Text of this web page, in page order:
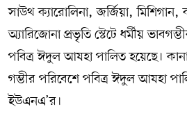
সাউথ ক্যারোলিনা, জর্জিয়া, মিশিগান,
অ্যারিজোনা প্রভৃতি স্টেটে ধর্মীয়
পবিত্র ঈদুল আযহা পালিত হয়েছে।
গম্ভীর পরিবেশে পবিত্র ঈদুল আযহা
ইউএনএ’র।